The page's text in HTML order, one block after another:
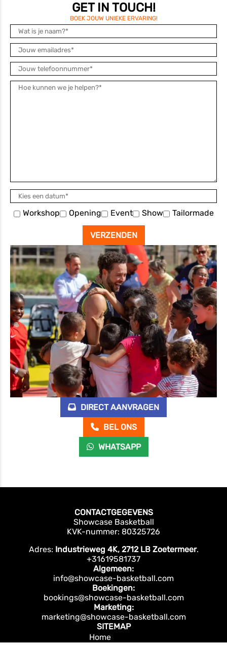
DIRECT AANVRAGEN
BEL ONS
WHATSAPP
GET IN TOUCH!
BOEK JOUW UNIEKE ERVARING!
Workshop Opening Event Show Tailormade
CONTACTGEGEVENS
Showcase Basketball
KVK-nummer: 80325726
Adres: Industrieweg 4K, 2712 LB Zoetermeer.
+31619581737
Algemeen:
info@showcase-basketball.com
Boekingen:
bookings@showcase-basketball.com
Marketing:
marketing@showcase-basketball.com
SITEMAP
Home